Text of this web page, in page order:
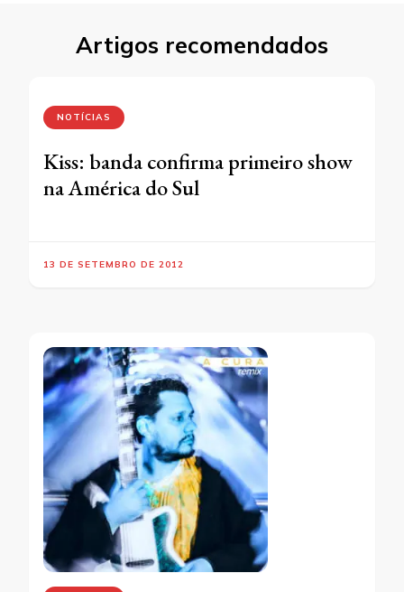
Artigos recomendados
NOTÍCIAS
Kiss: banda confirma primeiro show
na América do Sul
13 DE SETEMBRO DE 2012